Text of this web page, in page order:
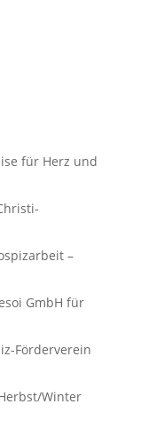
für Herz und
–
GmbH für
Förderverein
Winter